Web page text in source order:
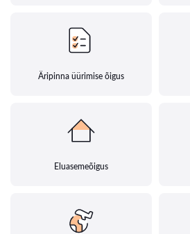
Äripinna üürimise õigus
Eluasemeõigus